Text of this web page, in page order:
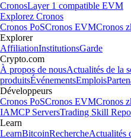
CronosLayer 1 compatible EVM
Explorez Cronos
Cronos PoSCronos EVMCronos
Explorer
AffiliationInstitutionsGarde
Crypto.com
À propos de nousActualités de la
produitsÉvénementsEmplois
Développeurs
Cronos PoSCronos EVMCronos
IAMCP ServersTrading Skill Repo
Learn
LearnBitcoinRechercheActualités